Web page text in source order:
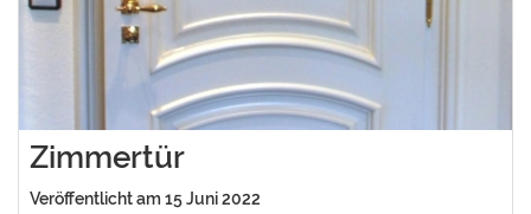
Zimmertür
Veröffentlicht am 15 Juni 2022